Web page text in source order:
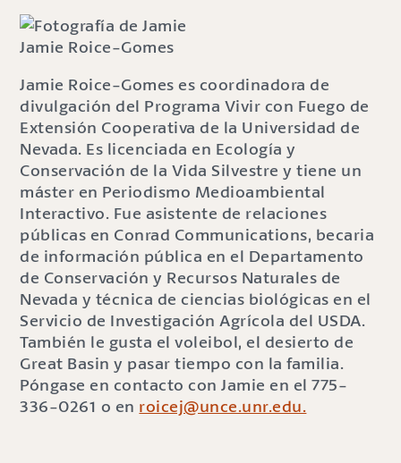
Jamie Roice-Gomes
Jamie Roice-Gomes es coordinadora de
divulgación del Programa Vivir con Fuego de
Extensión Cooperativa de la Universidad de
Nevada. Es licenciada en Ecología y
Conservación de la Vida Silvestre y tiene un
máster en Periodismo Medioambiental
Interactivo. Fue asistente de relaciones
públicas en Conrad Communications, becaria
de información pública en el Departamento
de Conservación y Recursos Naturales de
Nevada y técnica de ciencias biológicas en el
Servicio de Investigación Agrícola del USDA.
También le gusta el voleibol, el desierto de
Great Basin y pasar tiempo con la familia.
Póngase en contacto con Jamie en el 775-
336-0261 o en roicej@unce.unr.edu.